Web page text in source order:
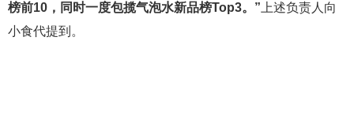
榜前10，同时一度包揽气泡水新品榜Top3。” 上述负责人向
小食代提到。